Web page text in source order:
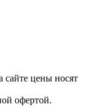
цены носят
офертой.